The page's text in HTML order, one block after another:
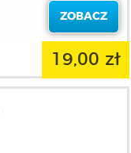
ZOBACZ
19,00 zł